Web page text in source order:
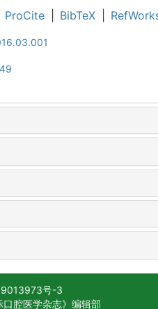
ProCite BibTeX
号-3
腔医学杂志》编辑部